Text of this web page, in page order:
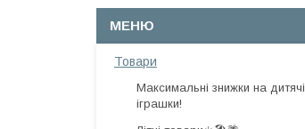
Товари
Максимальні знижки на дитячі
іграшки!